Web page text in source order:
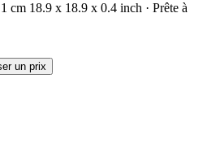
cm 18.9 x 18.9 x 0.4 inch · Prête à
un prix